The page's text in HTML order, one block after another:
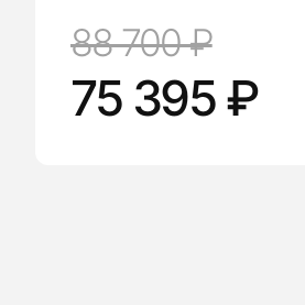
88 700 ₽
75 395 ₽